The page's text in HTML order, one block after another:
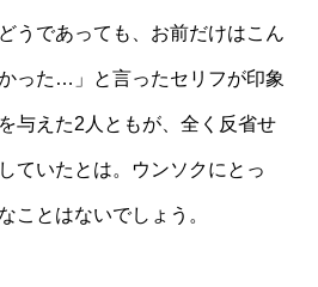
うであっても、お前だけはこん
った…」と言ったセリフが印象
与えた2人ともが、全く反省せ
ていたとは。ウンソクにとっ
ことはないでしょう。